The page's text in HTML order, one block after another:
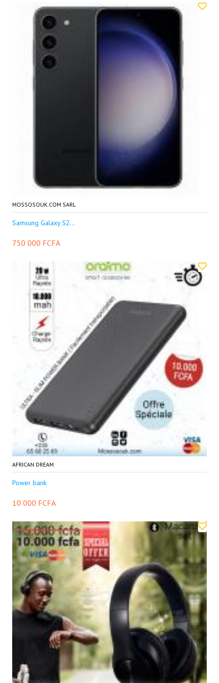
MOSSOSOUK.COM SARL
Samsung Galaxy S2...
750 000 FCFA
AFRICAN DREAM
Power bank
10 000 FCFA